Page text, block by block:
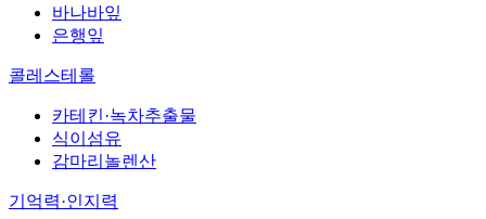
바나바잎
은행잎
콜레스테롤
카테킨·녹차추출물
식이섬유
감마리놀렌산
기억력·인지력